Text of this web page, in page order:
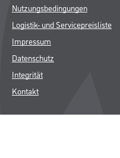
Nutzungsbedingungen
Logistik- und Servicepreisliste
Impressum
Datenschutz
Integrität
Kontakt